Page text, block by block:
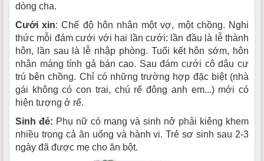
dòng cha.
Cưới xin: Chế độ hôn nhân một vợ, một chồng. Nghi
thức mỗi đám cưới với hai lần cưới: lần đầu là lễ thành
hôn, lần sau là lễ nhập phòng. Tuổi kết hôn sớm, hôn
nhân máng tính gả bán cao. Sau đám cưới cô dâu cư
trú bên chồng. Chỉ có những trường hợp đặc biệt (nhà
gái không có con trai, chú rể đông anh em...) mới có
hiện tượng ở rể.
Sinh đẻ: Phụ nữ có mang và sinh nở phải kiêng khem
nhiều trong cả ăn uống và hành vi. Trẻ sơ sinh sau 2-3
ngày đã được mẹ cho ăn bột.